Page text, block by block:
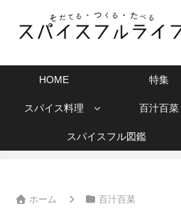
HOME 特集
スパイス料理 百汁百菜
スパイスフル図鑑
ホーム 百汁百菜